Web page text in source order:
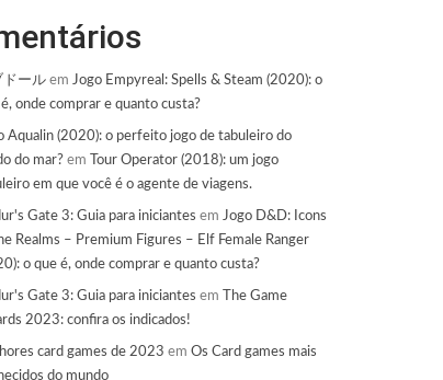
ドールem Jogo Empyreal: Spells & Steam (2020): o
onde comprar e quanto custa?
Aqualin (2020): o perfeito jogo de tabuleiro do
do mar?em
Tour Operator (2018): um jogo
em que você é o agente de viagens.
Gate 3: Guia para iniciantes em Jogo D&D: Icons
Realms – Premium Figures – Elf Female Ranger
o que é, onde comprar e quanto custa?
Gate 3: Guia para iniciantes em
The Game
2023: confira os indicados!
card games de 2023 em Os Card games mais
do mundo